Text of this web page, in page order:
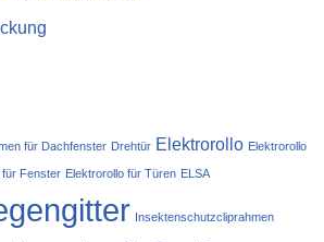
für Dachfenster Drehtür Elektrorollo Elektrorollo
für Fenster Elektrorollo für Türen ELSA
Insektenschutzcliprahmen